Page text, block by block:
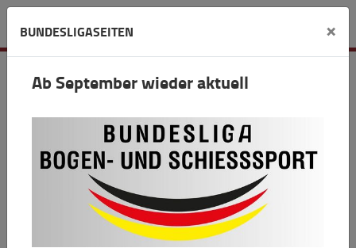
Verein
BS Opladen 1962 e.V.
Niederstraße 14d
40764 Langenfeld
vorstand(at)bs-opladen.de
https://www.bs-opladen.de/
BUNDESLIGASEITEN ×
Ab September wieder aktuell